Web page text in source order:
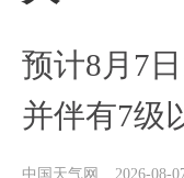
预计8月7
并伴有7级
中国天气网 2026-08-